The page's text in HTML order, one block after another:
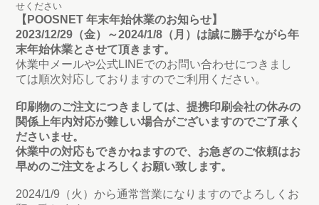
せください
【POOSNET 年末年始休業のお知らせ】
2023/12/29（金）～2024/1/8（月）は誠に勝手ながら年
末年始休業とさせて頂きます。
休業中メールや公式LINEでのお問い合わせにつきまし
ては順次対応しておりますのでご利用ください。
印刷物のご注文につきましては、提携印刷会社の休みの
関係上年内対応が難しい場合がございますのでご了承く
ださいませ。
休業中の対応もできかねますので、お急ぎのご依頼はお
早めのご注文をよろしくお願い致します。
2024/1/9（火）から通常営業になりますのでよろしくお